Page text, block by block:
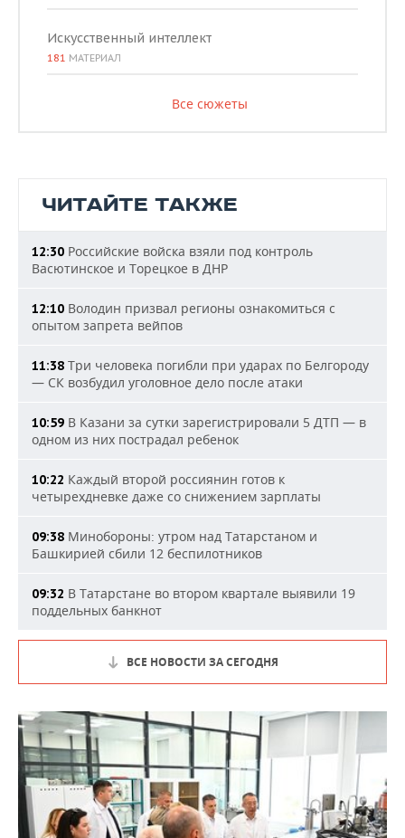
Искусственный интеллект
181 МАТЕРИАЛ
Все сюжеты
ЧИТАЙТЕ ТАКЖЕ
12:30 Российские войска взяли под контроль
Васютинское и Торецкое в ДНР
12:10 Володин призвал регионы ознакомиться с
опытом запрета вейпов
11:38 Три человека погибли при ударах по Белгороду
— СК возбудил уголовное дело после атаки
10:59 В Казани за сутки зарегистрировали 5 ДТП — в
одном из них пострадал ребенок
10:22 Каждый второй россиянин готов к
четырехдневке даже со снижением зарплаты
09:38 Минобороны: утром над Татарстаном и
Башкирией сбили 12 беспилотников
09:32 В Татарстане во втором квартале выявили 19
поддельных банкнот
ВСЕ НОВОСТИ ЗА СЕГОДНЯ